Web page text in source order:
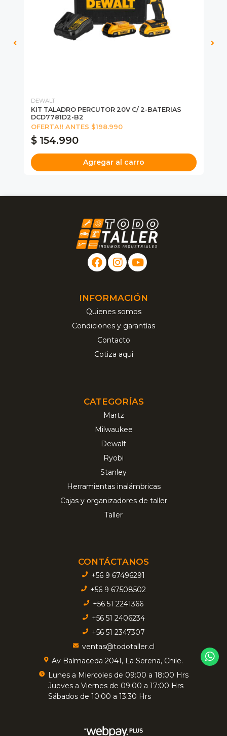
DEWALT
KIT TALADRO PERCUTOR 20V C/ 2-BATERIAS
DCD7781D2-B2
OFERTA!! ANTES $198.990
$ 154.990
Agregar al carro
INFORMACIÓN
Quienes somos
Condiciones y garantías
Contacto
Cotiza aqui
CATEGORÍAS
Martz
Milwaukee
Dewalt
Ryobi
Stanley
Herramientas inalámbricas
Cajas y organizadores de taller
Taller
CONTÁCTANOS
+56 9 67496291
+56 9 67508502
+56 51 2241366
+56 51 2406234
+56 51 2347307
ventas@todotaller.cl
Av Balmaceda 2041, La Serena, Chile.
Lunes a Miercoles de 09:00 a 18:00 Hrs
Jueves a Viernes de 09:00 a 17:00 Hrs
Sábados de 10:00 a 13:30 Hrs